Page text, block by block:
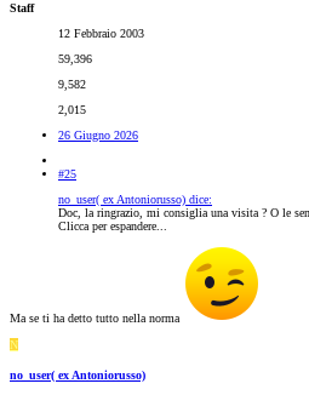
Staff
12 Febbraio 2003
59,396
9,582
2,015
26 Giugno 2026
#25
no_user( ex Antoniorusso) dice:
Doc, la ringrazio, mi consiglia una visita ? O le
Clicca per espandere...
Ma se ti ha detto tutto nella norma
N
no_user( ex Antoniorusso)